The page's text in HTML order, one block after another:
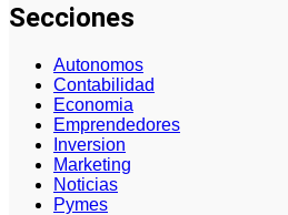
Secciones
Autonomos
Contabilidad
Economia
Emprendedores
Inversion
Marketing
Noticias
Pymes